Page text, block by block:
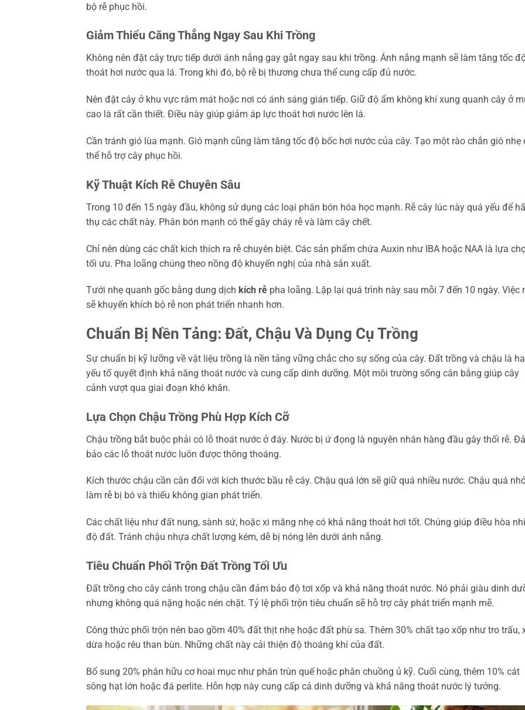
bộ rễ phục hồi.
Giảm Thiểu Căng Thẳng Ngay Sau Khi Trồng
Không nên đặt cây trực tiếp dưới ánh nắng gay gắt ngay sau khi trồng. Ánh nắng mạnh sẽ làm tăng tốc
thoát hơi nước qua lá. Trong khi đó, bộ rễ bị thương chưa thể cung cấp đủ nước.
Nên đặt cây ở khu vực râm mát hoặc nơi có ánh sáng gián tiếp. Giữ độ ẩm không khí xung quanh cây ở
cao là rất cần thiết. Điều này giúp giảm áp lực thoát hơi nước lên lá.
Cần tránh gió lùa mạnh. Gió mạnh cũng làm tăng tốc độ bốc hơi nước của cây. Tạo một rào chắn gió nhẹ
thể hỗ trợ cây phục hồi.
Kỹ Thuật Kích Rễ Chuyên Sâu
Trong 10 đến 15 ngày đầu, không sử dụng các loại phân bón hóa học mạnh. Rễ cây lúc này quá yếu để
thụ các chất này. Phân bón mạnh có thể gây cháy rễ và làm cây chết.
Chỉ nên dùng các chất kích thích ra rễ chuyên biệt. Các sản phẩm chứa Auxin như IBA hoặc NAA là lựa
tối ưu. Pha loãng chúng theo nồng độ khuyến nghị của nhà sản xuất.
Tưới nhẹ quanh gốc bằng dung dịch kích rễ pha loãng. Lặp lại quá trình này sau mỗi 7 đến 10 ngày. Việc
sẽ khuyến khích bộ rễ non phát triển nhanh hơn.
Chuẩn Bị Nền Tảng: Đất, Chậu Và Dụng Cụ Trồng
Sự chuẩn bị kỹ lưỡng về vật liệu trồng là nền tảng vững chắc cho sự sống của cây. Đất trồng và chậu là
yếu tố quyết định khả năng thoát nước và cung cấp dinh dưỡng. Một môi trường sống cân bằng giúp cây
cảnh vượt qua giai đoạn khó khăn.
Lựa Chọn Chậu Trồng Phù Hợp Kích Cỡ
Chậu trồng bắt buộc phải có lỗ thoát nước ở đáy. Nước bị ứ đọng là nguyên nhân hàng đầu gây thối rễ.
bảo các lỗ thoát nước luôn được thông thoáng.
Kích thước chậu cần cân đối với kích thước bầu rễ cây. Chậu quá lớn sẽ giữ quá nhiều nước. Chậu quá
làm rễ bị bó và thiếu không gian phát triển.
Các chất liệu như đất nung, sành sứ, hoặc xi măng nhẹ có khả năng thoát hơi tốt. Chúng giúp điều hòa
độ đất. Tránh chậu nhựa chất lượng kém, dễ bị nóng lên dưới ánh nắng.
Tiêu Chuẩn Phối Trộn Đất Trồng Tối Ưu
Đất trồng cho cây cảnh trong chậu cần đảm bảo độ tơi xốp và khả năng thoát nước. Nó phải giàu dinh
nhưng không quá nặng hoặc nén chặt. Tỷ lệ phối trộn tiêu chuẩn sẽ hỗ trợ cây phát triển mạnh mẽ.
Công thức phối trộn nên bao gồm 40% đất thịt nhẹ hoặc đất phù sa. Thêm 30% chất tạo xốp như tro trấu,
dừa hoặc rêu than bùn. Những chất này cải thiện độ thoáng khí của đất.
Bổ sung 20% phân hữu cơ hoai mục như phân trùn quế hoặc phân chuồng ủ kỹ. Cuối cùng, thêm 10% cát
sông hạt lớn hoặc đá perlite. Hỗn hợp này cung cấp cả dinh dưỡng và khả năng thoát nước lý tưởng.